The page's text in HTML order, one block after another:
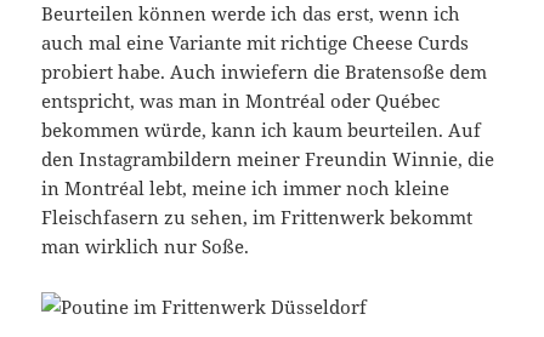
Beurteilen können werde ich das erst, wenn ich
auch mal eine Variante mit richtige Cheese Curds
probiert habe. Auch inwiefern die Bratensoße dem
entspricht, was man in Montréal oder Québec
bekommen würde, kann ich kaum beurteilen. Auf
den Instagrambildern meiner Freundin Winnie, die
in Montréal lebt, meine ich immer noch kleine
Fleischfasern zu sehen, im Frittenwerk bekommt
man wirklich nur Soße.